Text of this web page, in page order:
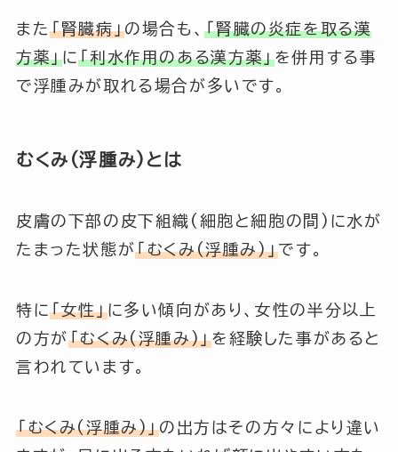
また「腎臓病」の場合も、「腎臓の炎症を取る漢
方薬」に「利水作用のある漢方薬」を併用する事
で浮腫みが取れる場合が多いです。
むくみ(浮腫み)とは
皮膚の下部の皮下組織(細胞と細胞の間)に水が
たまった状態が「むくみ(浮腫み)」です。
特に「女性」に多い傾向があり、女性の半分以上
の方が 「むくみ(浮腫み)」を経験した事があると
言われています。
「むくみ(浮腫み)」の出方はその方々により違い